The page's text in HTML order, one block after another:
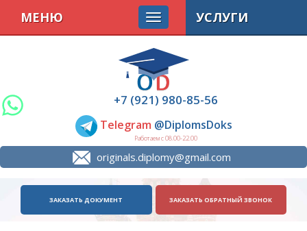
+7 (921) 980-85-56
Telegram @DiplomsDoks
Работаем с 08.00-22.00
originals.diplomy@gmail.com
МЕНЮ
ЗАКАЗАТЬ ДОКУМЕНТ ЗАКАЗАТЬ ОБРАТНЫЙ ЗВОНОК
УСЛУГИ